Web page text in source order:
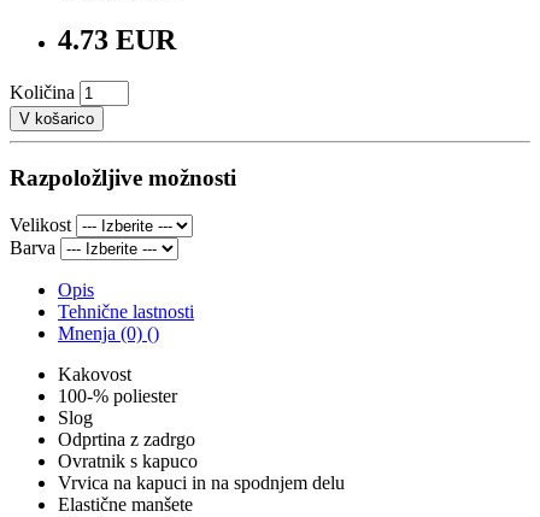
4.73 EUR
Količina
V košarico
Razpoložljive možnosti
Velikost
Barva
Opis
Tehnične lastnosti
Mnenja (0) ()
Kakovost
100-% poliester
Slog
Odprtina z zadrgo
Ovratnik s kapuco
Vrvica na kapuci in na spodnjem delu
Elastične manšete